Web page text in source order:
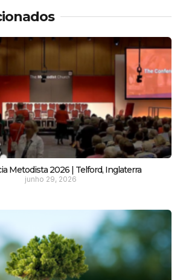
Metodista 2026 | Telford, Inglaterra
junho 29, 2026